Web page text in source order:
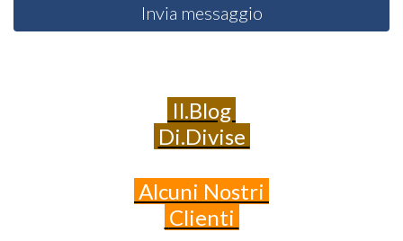
Invia messaggio
Il.Blog
Di.Divise
Alcuni Nostri
Clienti